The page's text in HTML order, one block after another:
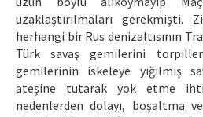
uzaklaştırılmaları gerekmişti.
herhangi bir Rus denizaltısının
Türk savaş gemilerini
gemilerinin iskeleye yığılmış
ateşine tutarak yok etme
nedenlerden dolayı, boşaltma